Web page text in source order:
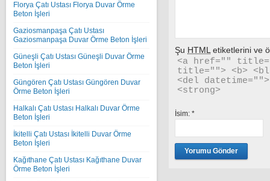
Florya Çatı Ustası Florya Duvar Örme
Beton İşleri
Gaziosmanpaşa Çatı Ustası
Gaziosmanpaşa Duvar Örme Beton İşleri
Güneşli Çatı Ustası Güneşli Duvar Örme
Beton İşleri
Güngören Çatı Ustası Güngören Duvar
Örme Beton İşleri
Halkalı Çatı Ustası Halkalı Duvar Örme
Beton İşleri
İkitelli Çatı Ustası İkitelli Duvar Örme
Beton İşleri
Kağıthane Çatı Ustası Kağıthane Duvar
Örme Beton İşleri
Şu HTML etiketlerini ve
<a href=""
title=""> <b>
<del
<strong>
İsim: *